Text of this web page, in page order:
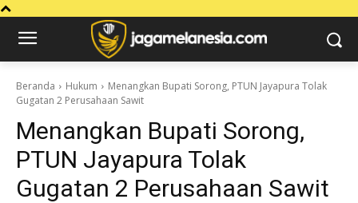
Beranda Hukum
Menangkan Bupati Sorong, PTUN Jayapura Tolak
Gugatan 2 Perusahaan Sawit
Menangkan Bupati Sorong,
PTUN Jayapura Tolak
Gugatan 2 Perusahaan Sawit